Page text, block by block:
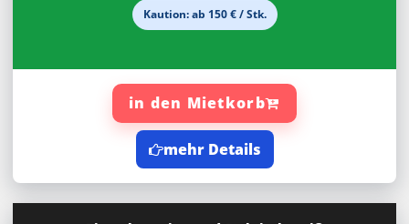
Kaution: ab 150 € / Stk.
in den Mietkorb
mehr Details